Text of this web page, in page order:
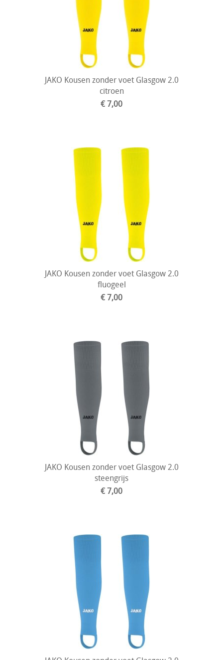
JAKO Kousen zonder voet Glasgow 2.0
citroen
€ 7,00
JAKO Kousen zonder voet Glasgow 2.0
fluogeel
€ 7,00
JAKO Kousen zonder voet Glasgow 2.0
steengrijs
€ 7,00